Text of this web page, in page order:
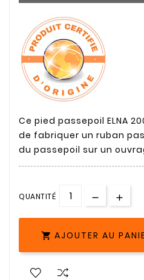
Ce pied passepoil ELNA
de fabriquer un ruban
du passepoil sur un
QUANTITÉ
 AJOUTER AU